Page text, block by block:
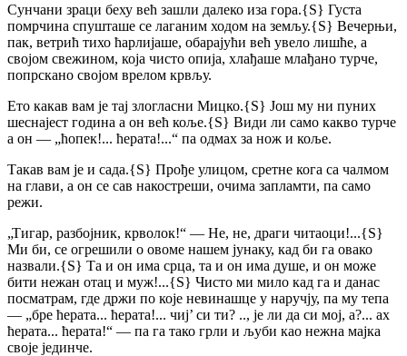
Сунчани зраци беху већ зашли далеко иза гора.{S} Густа
помрчина спушташе се лаганим ходом на земљу.{S} Вечерњи,
пак, ветрић тихо ћарлијаше, обарајући већ увело лишће, а
својом свежином, која чисто опија, хлађаше млађано турче,
попрскано својом врелом крвљу.
Ето какав вам је тај злогласни Мицко.{S} Још му ни пуних
шеснајест година а он већ коље.{S} Види ли само какво турче
а он — „ћопек!... ћерата!...“ па одмах за нож и коље.
Такав вам је и сада.{S} Прође улицом, сретне кога са чалмом
на глави, а он се сав накостреши, очима запламти, па само
режи.
„Тигар, разбојник, крволок!“ — Не, не, драги читаоци!...{S}
Ми би, се огрешили о овоме нашем јунаку, кад би га овако
назвали.{S} Та и он има срца, та и он има душе, и он може
бити нежан отац и муж!...{S} Чисто ми мило кад га и данас
посматрам, где држи по које невинашце у наручју, па му тепа
— „бре ћерата... ћерата!... чиј’ си ти? .., је ли да си мој, а?... ах
ћерата... ћерата!“ — па га тако грли и љуби као нежна мајка
своје јединче.